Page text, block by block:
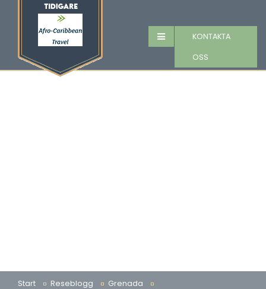
KONTAKTA
OSS
Start Reseblogg
Grenada